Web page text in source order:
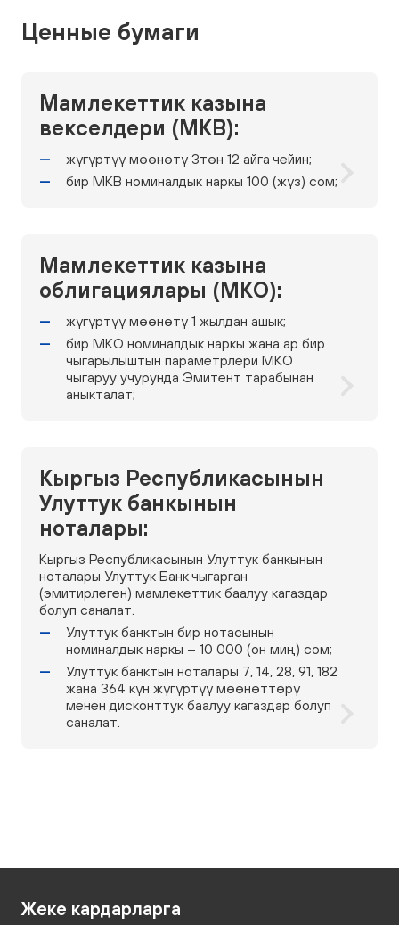
Ценные бумаги
Мамлекеттик казына
векселдери (МКВ):
жүгүртүү мөөнөтү 3төн 12 айга чейин;
бир МКВ номиналдык наркы 100 (жүз) сом;
Мамлекеттик казына
облигациялары (МКО):
жүгүртүү мөөнөтү 1 жылдан ашык;
бир МКО номиналдык наркы жана ар бир
чыгарылыштын параметрлери МКО
чыгаруу учурунда Эмитент тарабынан
аныкталат;
Кыргыз Республикасынын
Улуттук банкынын
ноталары:
Кыргыз Республикасынын Улуттук банкынын
ноталары Улуттук Банк чыгарган
(эмитирлеген) мамлекеттик баалуу кагаздар
болуп саналат.
Улуттук банктын бир нотасынын
номиналдык наркы – 10 000 (он миң) сом;
Улуттук банктын ноталары 7, 14, 28, 91, 182
жана 364 күн жүгүртүү мөөнөттөрү
менен дисконттук баалуу кагаздар болуп
саналат.
Жеке кардарларга